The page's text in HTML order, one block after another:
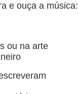
e ouça a música:
ou na arte